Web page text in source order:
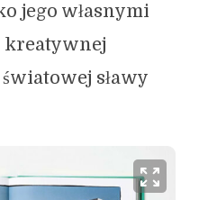
jego własnymi
kreatywnej
sławy